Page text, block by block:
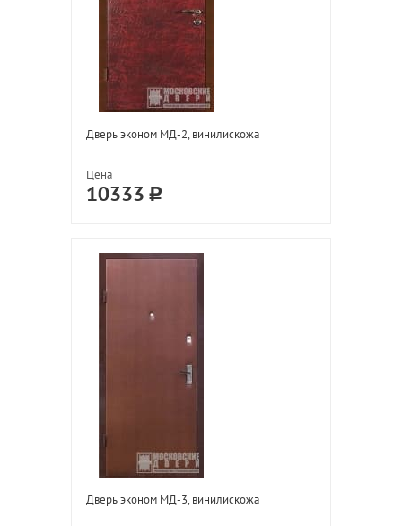
Дверь эконом МД-2, винилискожа
Цена
10333
Дверь эконом МД-3, винилискожа